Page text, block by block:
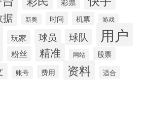
据 新奥 时间 机票 游戏
玩家 球员 球队 用户
粉丝 精准 网站 股票
账号 费用 资料 适合